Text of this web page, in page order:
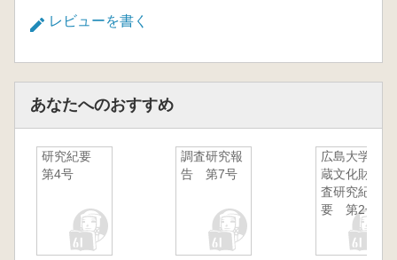
レビューを書く
あなたへのおすすめ
研究紀要
第4号
調査研究報
告 第7号
広島大学埋
蔵文化財調
査研究紀
要 第2号